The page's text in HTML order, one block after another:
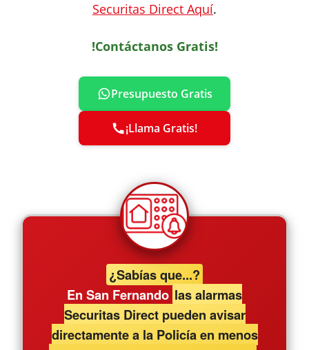
Securitas Direct Aquí.
!Contáctanos Gratis!
Presupuesto Gratis
¡Llama Gratis!
¿Sabías que...?
En San Fernando las alarmas
Securitas Direct pueden avisar
directamente a la Policía en menos